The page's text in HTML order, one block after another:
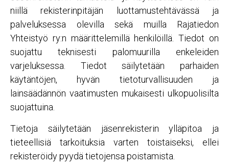
niillä rekisterinpitäjän luottamustehtävässä ja
palveluksessa olevilla sekä muilla Rajatiedon
Yhteistyö ry:n määrittelemillä henkilöillä. Tiedot on
suojattu teknisesti palomuurilla enkeleiden
varjeluksessa. Tiedot säilytetään parhaiden
käytäntöjen, hyvän tietoturvallisuuden ja
lainsäädännön vaatimusten mukaisesti ulkopuolisilta
suojattuina.
Tietoja säilytetään jäsenrekisterin ylläpitoa ja
tieteellisiä tarkoituksia varten toistaiseksi, ellei
rekisteröidy pyydä tietojensa poistamista.